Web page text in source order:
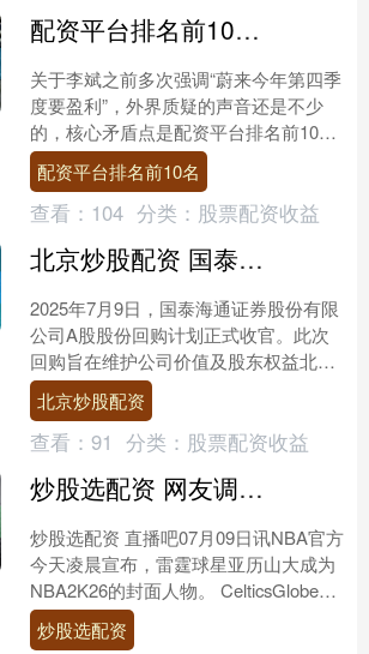
配资平台排名前10名 李斌离盈利又近了一步! 不用江淮代工, 蔚来省下一大笔开支!
关于李斌之前多次强调“蔚来今年第四季
度要盈利”，外界质疑的声音还是不少
的，核心矛盾点是配资平台排名前10
名，蔚来的亏损，除了高昂的研发费
用，独特的换电模式，对于....
配资平台排名前10名
查看： 104 分类： 股票配资收益
北京炒股配资 国泰海通证券A股股份回购落幕: 斥资超12亿元回购6751.68万股
2025年7月9日，国泰海通证券股份有限
公司A股股份回购计划正式收官。此次
回购旨在维护公司价值及股东权益北京
炒股配资，自2025年4月10日启动，至7
月9日结束....
北京炒股配资
查看： 91 分类： 股票配资收益
炒股选配资 网友调侃霍福德: 他真的两次登上2K26封面
炒股选配资 直播吧07月09日讯NBA官方
今天凌晨宣布，雷霆球星亚历山大成为
NBA2K26的封面人物。 CelticsGlobe转
发推文并写道：“艾尔-霍福德真....
炒股选配资